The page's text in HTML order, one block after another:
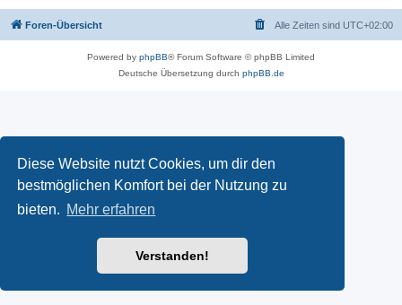
Diese Website nutzt Cookies, um dir den
bestmöglichen Komfort bei der Nutzung zu
bieten. Mehr erfahren
Verstanden!
Foren-Übersicht Alle Zeiten sind UTC+02:00
Powered by phpBB® Forum Software © phpBB Limited
Deutsche Übersetzung durch phpBB.de